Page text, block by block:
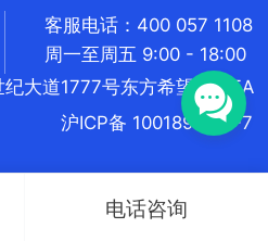
客服电话：400 057 1108
周一至周五 9:00 - 18:00
大道1777号东方希望大厦5A
沪ICP备 10018957号-7
电话咨询